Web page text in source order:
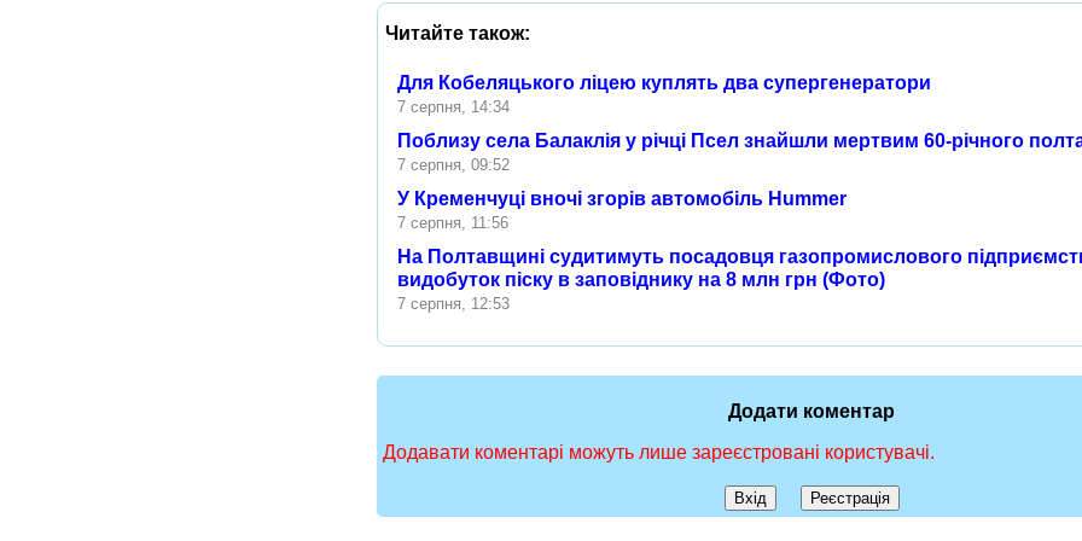
Читайте також:
Для Кобеляцького ліцею куплять два супергенератори
7 серпня, 14:34
Поблизу села Балаклія у річці Псел знайшли мертвим 60-річного
7 серпня, 09:52
У Кременчуці вночі згорів автомобіль Hummer
7 серпня, 11:56
На Полтавщині судитимуть посадовця газопромислового
видобуток піску в заповіднику на 8 млн грн (Фото)
7 серпня, 12:53
Додати коментар
Додавати коментарі можуть лише зареєстровані користувачі.
Вхід Реєстрація